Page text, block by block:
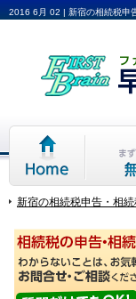
2016 6月 02 | 新宿の相続税申
Home 相続無料
新宿の相続税申告・相